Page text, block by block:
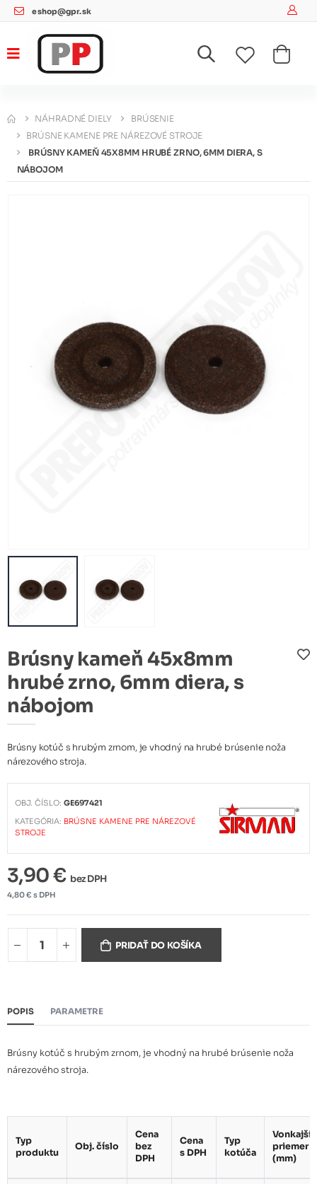
eshop@gpr.sk
NÁHRADNÉ DIELY
BRÚSENIE
BRÚSNE KAMENE PRE NÁREZOVÉ STROJE
BRÚSNY KAMEŇ 45X8MM HRUBÉ ZRNO, 6MM DIERA, S
NÁBOJOM
Brúsny kameň 45x8mm
hrubé zrno, 6mm diera, s
nábojom
Brúsny kotúč s hrubým zrnom, je vhodný na hrubé brúsenie noža
nárezového stroja.
OBJ. ČÍSLO:GE697421
KATEGÓRIA: BRÚSNE KAMENE PRE NÁREZOVÉ
STROJE
3,90 € bez DPH
4,80 € s DPH
PRIDAŤ DO KOŠÍKA
POPIS PARAMETRE
Brúsny kotúč s hrubým zrnom, je vhodný na hrubé brúsenie noža
nárezového stroja.
Typ
produktu
Obj. číslo
Cena
bez
DPH
Cena
s DPH
Typ
kotúča
Vonkajší
priemer
(mm)